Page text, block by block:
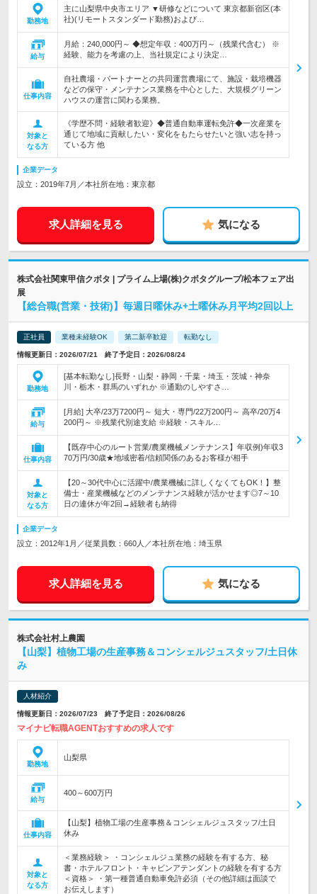
勤務地
主に山梨県中央市エリア ▼研修などについて 東京都新宿区(本
社)(リモートスタンダード勤務)および…
給与
月給：240,000円～ ◆想定年収：400万円～（残業代含む） ※
経験、能力を考慮の上、当社規定により決定…
仕事内容
自社農場・パートナーとの共同運営農場にて、施設・栽培機器
などの保守・メンテナンス業務を中心とした、大規模グリーン
ハウスの運営に関わる業務。
対象と
なる方
《学歴不問・経験者歓迎》◆普通自動車運転免許◆一次産業を
通じて地域に貢献したい・変化をもたらせたいと強い志を持っ
ている方 他
企業データ
設立：2019年7月／本社所在地：東京都
求人詳細を見る 気になる
株式会社関東甲信クボタ | プライム上場(株)クボタグループ/松本フェア出
展
【総合職(営業・技術)】毎週日曜休み+土曜休み月平均2回以上
正社員 業種未経験OK 第二新卒歓迎 転勤なし
情報更新日：2026/07/21 終了予定日：2026/08/24
勤務地
[基本転勤なし]長野・山梨・静岡・千葉・埼玉・茨城・神奈
川・栃木・群馬のいずれか ※通勤のしやすさ…
給与
[月給] 大卒/23万7200円～ 短大・専門/22万200円～ 高卒/20万4
200円～ ※残業代別途支給 ※経験・スキル…
仕事内容
【既存中心のルート営業/農業機械メンテナンス】年収例)年収3
70万円/30歳★地域密着/信頼関係のあるお客様が相手
対象と
なる方
【20～30代中心に活躍中/農業機械に詳しくなくてもOK！】整
備士・産業機械などのメンテナンス経験が活かせます◎7～10
日の連休が年2回→経験者も納得
企業データ
設立：2012年1月／従業員数：660人／本社所在地：埼玉県
求人詳細を見る 気になる
株式会社村上農園
【山梨】植物工場の生産事務＆コンシェルジュスタッフ/土日休
み
人材紹介
情報更新日：2026/07/23 終了予定日：2026/08/26
マイナビ転職AGENTおすすめの求人です
勤務地
山梨県
給与
400～600万円
仕事内容
【山梨】植物工場の生産事務＆コンシェルジュスタッフ/土日
休み
対象と
なる方
＜業務経験＞ ・コンシェルジュ業務の経験を有する方、秘
書・ホテルフロント・キャビンアテンダントの経験を有する方
＜資格＞ ・第一種普通自動車免許必須（その他詳細は面談で
お伝えします）